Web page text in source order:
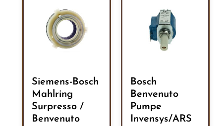
Siemens-Bosch
Mahlring
Surpresso /
Benvenuto
Bosch
Benvenuto
Pumpe
Invensys/ARS